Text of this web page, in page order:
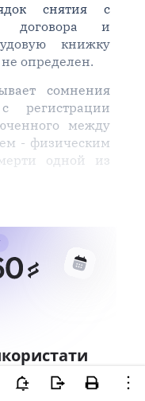
снятия с
договора и
книжку
определен.
сомнения
регистрации
между
- физическим
одной из